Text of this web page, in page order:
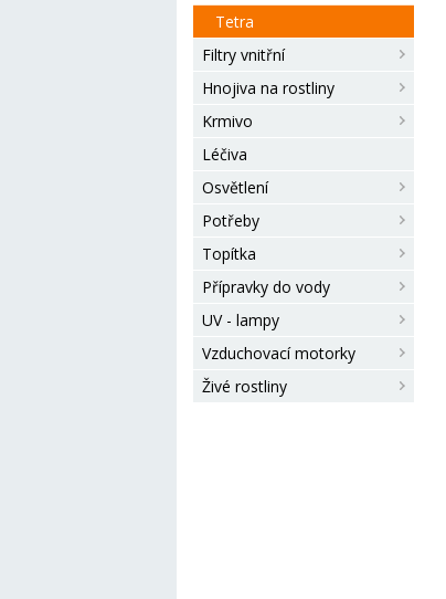
Tetra
Filtry vnitřní
Hnojiva na rostliny
Krmivo
Léčiva
Osvětlení
Potřeby
Topítka
Přípravky do vody
UV - lampy
Vzduchovací motorky
Živé rostliny